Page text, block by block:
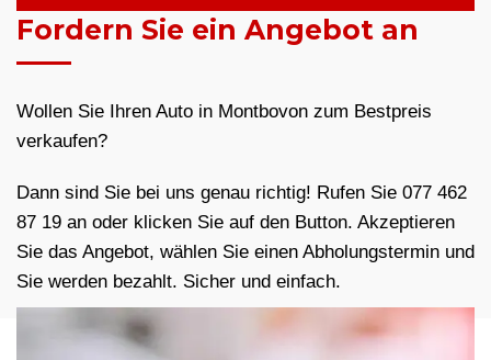
Fordern Sie ein Angebot an
Wollen Sie Ihren Auto in Montbovon zum Bestpreis
verkaufen?
Dann sind Sie bei uns genau richtig! Rufen Sie 077 462
87 19 an oder klicken Sie auf den Button. Akzeptieren
Sie das Angebot, wählen Sie einen Abholungstermin und
Sie werden bezahlt. Sicher und einfach.